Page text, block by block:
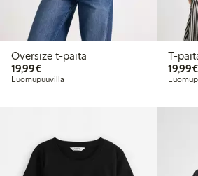
Oversize t-paita
19,99€19,99 €
Luomupuuvilla
T-
19,99€